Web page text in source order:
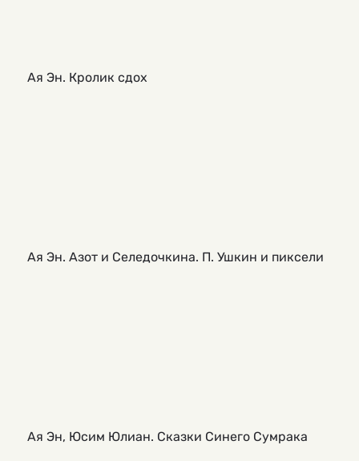
Ая Эн. Кролик сдох
Ая Эн. Азот и Селедочкина. П. Ушкин и пиксели
Ая Эн, Юсим Юлиан. Сказки Синего Сумрака